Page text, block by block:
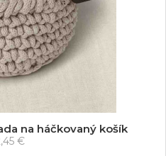
na háčkovaný košík
€